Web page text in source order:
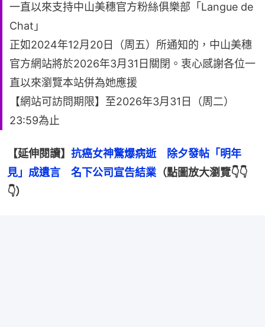
一直以來支持中山美穗官方粉絲俱樂部「Langue de
Chat」
正如2024年12月20日（周五）所通知的，中山美穗
官方網站將於2026年3月31日關閉。衷心感謝各位一
直以來瀏覽本站併為她應援
【網站可訪問期限】至2026年3月31日（周二）
23:59為止
【延伸閱讀】 抗癌女神驚爆病逝　除夕發帖「明年
見」成遺言　名下公司宣告結業（點圖放大瀏覽👇👇
👇）